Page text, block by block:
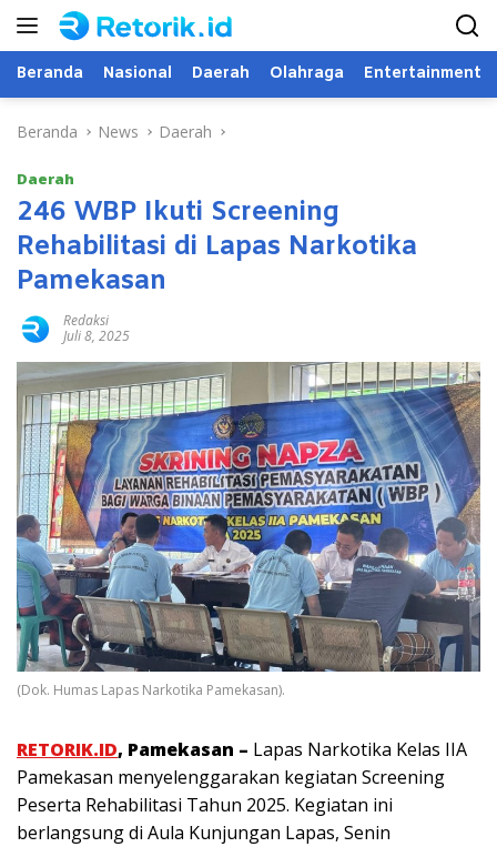
Langsung
Beranda Nasional Daerah Olahraga Entertainment
Beranda News Daerah
Daerah
246 WBP Ikuti Screening
Rehabilitasi di Lapas Narkotika
Pamekasan
Redaksi
Juli 8, 2025
(Dok. Humas Lapas Narkotika Pamekasan).
RETORIK.ID, Pamekasan – Lapas Narkotika Kelas IIA
Pamekasan menyelenggarakan kegiatan Screening
Peserta Rehabilitasi Tahun 2025. Kegiatan ini
berlangsung di Aula Kunjungan Lapas, Senin